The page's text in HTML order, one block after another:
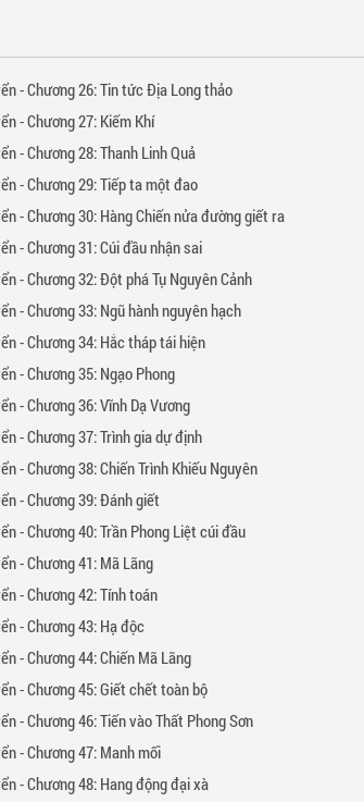
-Chương26: Tin tức Địa Long thảo
-Chương27: Kiếm Khí
-Chương28: Thanh Linh Quả
-Chương29: Tiếp ta một đao
-Chương30: Hàng Chiến nửa đường giết ra
-Chương31: Cúi đầu nhận sai
-Chương32: Đột phá Tụ Nguyên Cảnh
-Chương33: Ngũ hành nguyên hạch
-Chương34: Hắc tháp tái hiện
-Chương35: Ngạo Phong
-Chương36: Vĩnh Dạ Vương
-Chương37: Trình gia dự định
-Chương38: Chiến Trình Khiếu Nguyên
-Chương39: Đánh giết
-Chương40: Trần Phong Liệt cúi đầu
-Chương41: Mã Lãng
-Chương42: Tính toán
-Chương43: Hạ độc
-Chương44: Chiến Mã Lãng
-Chương45: Giết chết toàn bộ
-Chương46: Tiến vào Thất Phong Sơn
-Chương47: Manh mối
-Chương48: Hang động đại xà